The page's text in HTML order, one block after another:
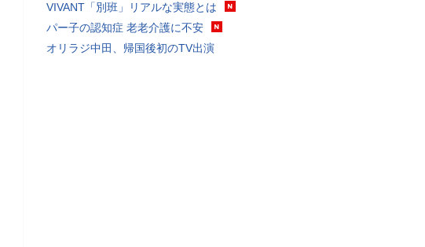
VIVANT「別班」リアルな実態とは
パー子の認知症 老老介護に不安
オリラジ中田、帰国後初のTV出演